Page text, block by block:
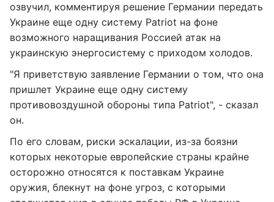
озвучил, комментируя решение Германии передать
Украине еще одну систему Patriot на фоне
возможного наращивания Россией атак на
украинскую энергосистему с приходом холодов.
"Я приветствую заявление Германии о том, что она
пришлет Украине еще одну систему
противовоздушной обороны типа Patriot", - сказал
он.
По его словам, риски эскалации, из-за боязни
которых некоторые европейские страны крайне
осторожно относятся к поставкам Украине
оружия, блекнут на фоне угроз, с которыми